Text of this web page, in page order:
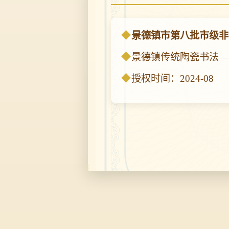
景德镇市第八批市级
景德镇传统陶瓷书法
授权时间：2024-08